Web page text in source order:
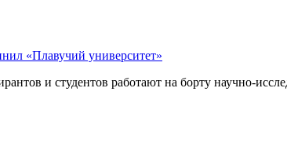
«Плавучий университет»
и студентов работают на борту научно-